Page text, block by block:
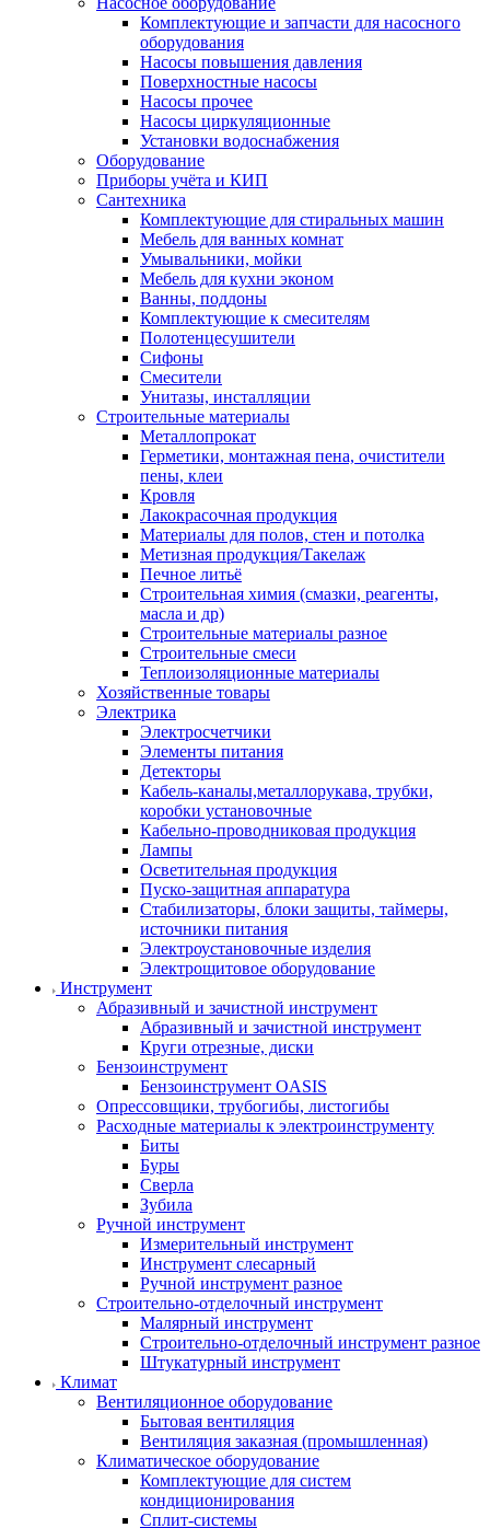
Комплектующие и запчасти для насосного
оборудования
Насосы повышения давления
Поверхностные насосы
Насосы прочее
Насосы циркуляционные
Установки водоснабжения
Оборудование
Приборы учёта и КИП
Сантехника
Комплектующие для стиральных машин
Мебель для ванных комнат
Умывальники, мойки
Мебель для кухни эконом
Ванны, поддоны
Комплектующие к смесителям
Полотенцесушители
Сифоны
Смесители
Унитазы, инсталляции
Строительные материалы
Металлопрокат
Герметики, монтажная пена, очистители
пены, клеи
Кровля
Лакокрасочная продукция
Материалы для полов, стен и потолка
Метизная продукция/Такелаж
Печное литьё
Строительная химия (смазки, реагенты,
масла и др)
Строительные материалы разное
Строительные смеси
Теплоизоляционные материалы
Хозяйственные товары
Электрика
Электросчетчики
Элементы питания
Детекторы
Кабель-каналы,металлорукава, трубки,
коробки установочные
Кабельно-проводниковая продукция
Лампы
Осветительная продукция
Пуско-защитная аппаратура
Стабилизаторы, блоки защиты, таймеры,
источники питания
Электроустановочные изделия
Электрощитовое оборудование
Инструмент
Абразивный и зачистной инструмент
Абразивный и зачистной инструмент
Круги отрезные, диски
Бензоинструмент
Бензоинструмент OASIS
Опрессовщики, трубогибы, листогибы
Расходные материалы к электроинструменту
Биты
Буры
Сверла
Зубила
Ручной инструмент
Измерительный инструмент
Инструмент слесарный
Ручной инструмент разное
Строительно-отделочный инструмент
Малярный инструмент
Строительно-отделочный инструмент разное
Штукатурный инструмент
Климат
Вентиляционное оборудование
Бытовая вентиляция
Вентиляция заказная (промышленная)
Климатическое оборудование
Комплектующие для систем
кондиционирования
Сплит-системы